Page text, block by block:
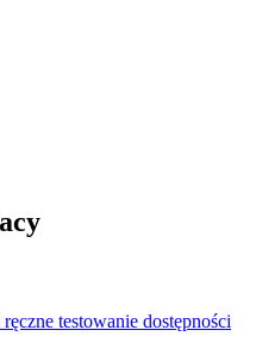
testowanie dostępności